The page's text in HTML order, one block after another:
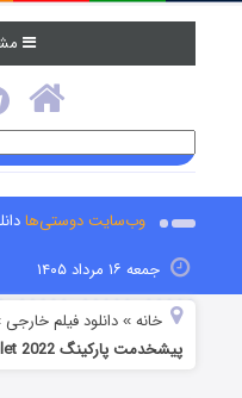
وب‌سایت دوستی‌ها
جمعه ۱۶ مرداد ۱۴۰۵
خانه »دانلود فیلم خارجی
پیشخدمت پارکینگ The Valet 2022